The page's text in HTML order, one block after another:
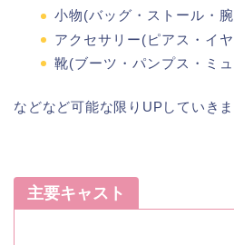
小物(バッグ・ストール・
アクセサリー(ピアス・イ
靴(ブーツ・パンプ
などなど可能な限りUPしていき
主要キャスト